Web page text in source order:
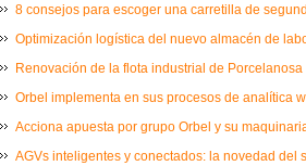
8 consejos para escoger una carretilla de
Optimización logística del nuevo almacén de
Renovación de la flota industrial de Porcelanosa
Orbel implementa en sus procesos de analítica
Acciona apuesta por grupo Orbel y su
AGVs inteligentes y conectados: la novedad del